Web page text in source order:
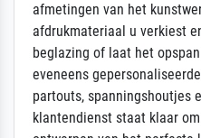
afmetingen van het
afdrukmateriaal u verkiest
beglazing of laat het
eveneens
partouts, spanningshoutjes
klantendienst staat klaar